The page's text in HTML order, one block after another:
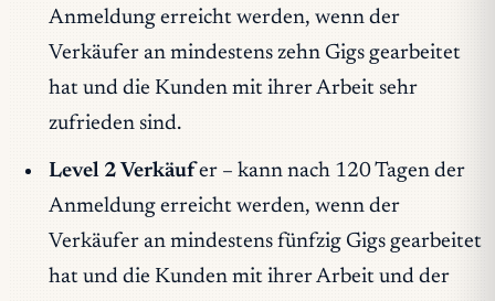
Anmeldung erreicht werden, wenn der
Verkäufer an mindestens zehn Gigs gearbeitet
hat und die Kunden mit ihrer Arbeit sehr
zufrieden sind.
Level 2 Verkäuf er – kann nach 120 Tagen der
Anmeldung erreicht werden, wenn der
Verkäufer an mindestens fünfzig Gigs gearbeitet
hat und die Kunden mit ihrer Arbeit und der